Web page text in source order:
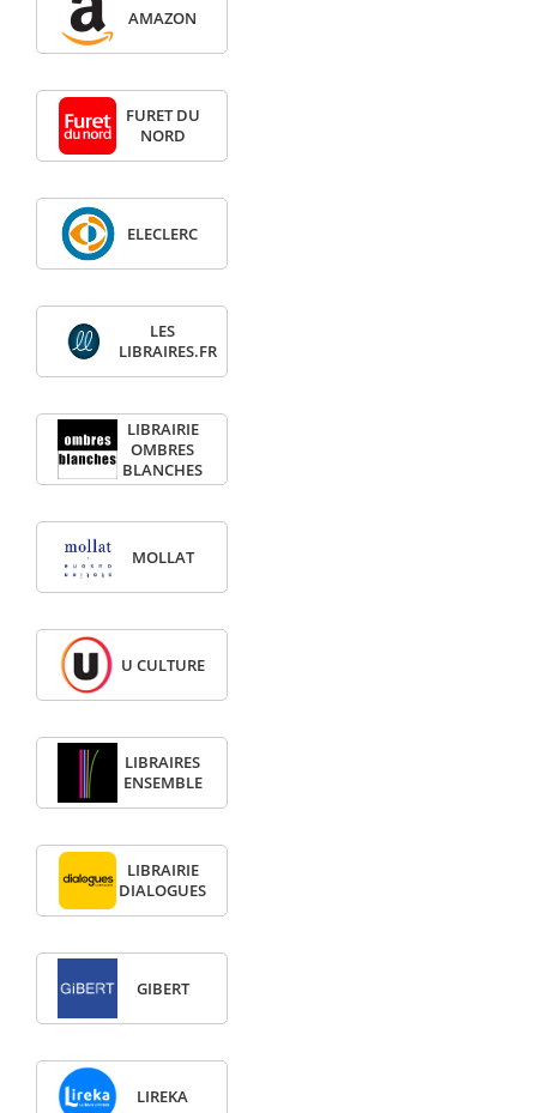
AMAZON
FURET DU
NORD
ELECLERC
LES
LIBRAIRES.FR
LIBRAIRIE
OMBRES
BLANCHES
MOLLAT
U CULTURE
LIBRAIRES
ENSEMBLE
LIBRAIRIE
DIALOGUES
GIBERT
LIREKA